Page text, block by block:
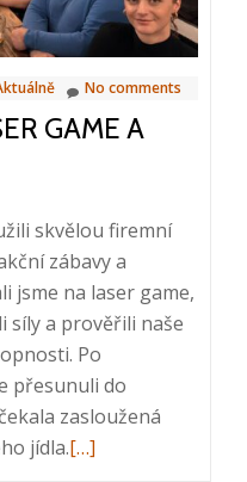
No comments
GAME A
skvělou firemní
zábavy a
jsme na laser game,
síly a prověřili naše
Po
přesunuli do
zasloužená
jídla.Read
[…]